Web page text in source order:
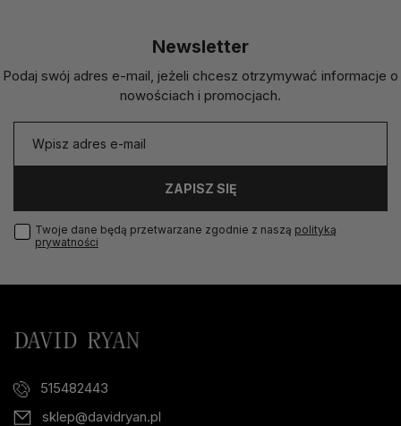
Newsletter
Podaj swój adres e-mail, jeżeli chcesz otrzymywać informacje o
nowościach i promocjach.
ZAPISZ SIĘ
Twoje dane będą przetwarzane zgodnie z naszą polityką
prywatności
515482443
sklep@davidryan.pl